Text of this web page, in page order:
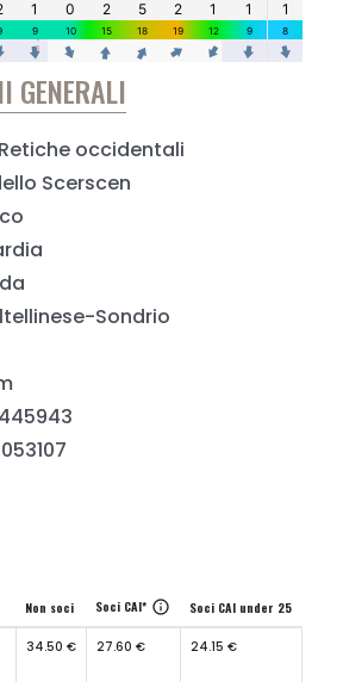
GENERALI
occidentali
Scerscen
Sondrio
Non soci Soci CAI* info Soci CAI under 25
34.50 € 27.60 € 24.15 €